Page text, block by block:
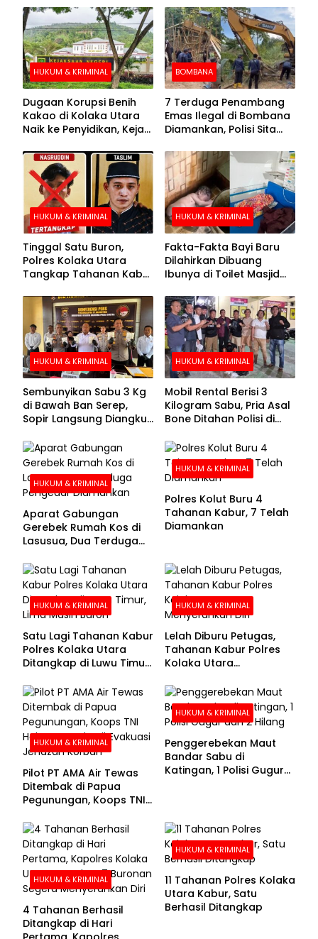
HUKUM & KRIMINAL
Dugaan Korupsi Benih
Kakao di Kolaka Utara
Naik ke Penyidikan, Kejari
BOMBANA
7 Terduga Penambang
Emas Ilegal di Bombana
Diamankan, Polisi Sita
Crusher
HUKUM & KRIMINAL
Tinggal Satu Buron,
Polres Kolaka Utara
Tangkap Tahanan Kabur
Pengejaran
HUKUM & KRIMINAL
Fakta-Fakta Bayi Baru
Dilahirkan Dibuang
Ibunya di Toilet Masjid
HUKUM & KRIMINAL
Sembunyikan Sabu 3 Kg
di Bawah Ban Serep,
Sopir Langsung Diangkut
HUKUM & KRIMINAL
Mobil Rental Berisi 3
Kilogram Sabu, Pria Asal
Bone Ditahan Polisi di
HUKUM & KRIMINAL
Aparat Gabungan
Gerebek Rumah Kos di
Lasusua, Dua Terduga
HUKUM & KRIMINAL
Polres Kolut Buru 4
Tahanan Kabur, 7 Telah
Diamankan
HUKUM & KRIMINAL
Satu Lagi Tahanan Kabur
Polres Kolaka Utara
Ditangkap di Luwu Timur,
HUKUM & KRIMINAL
Lelah Diburu Petugas,
Tahanan Kabur Polres
Kolaka Utara
HUKUM & KRIMINAL
Pilot PT AMA Air Tewas
Ditembak di Papua
Pegunungan, Koops TNI
Evakuasi Jenazah
Korban
HUKUM & KRIMINAL
Penggerebekan Maut
Bandar Sabu di
Katingan, 1 Polisi Gugur
HUKUM & KRIMINAL
4 Tahanan Berhasil
Ditangkap di Hari
HUKUM & KRIMINAL
11 Tahanan Polres Kolaka
Utara Kabur, Satu
Berhasil Ditangkap